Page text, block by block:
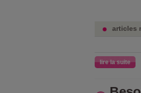
articles
lire la suite